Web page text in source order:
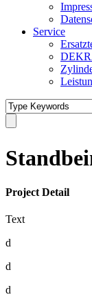
Service
Project Detail
Text
d
d
d